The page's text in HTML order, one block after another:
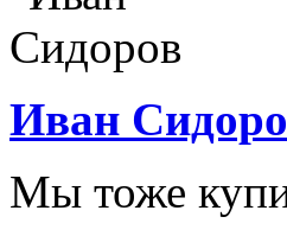
Иван
Мы тоже